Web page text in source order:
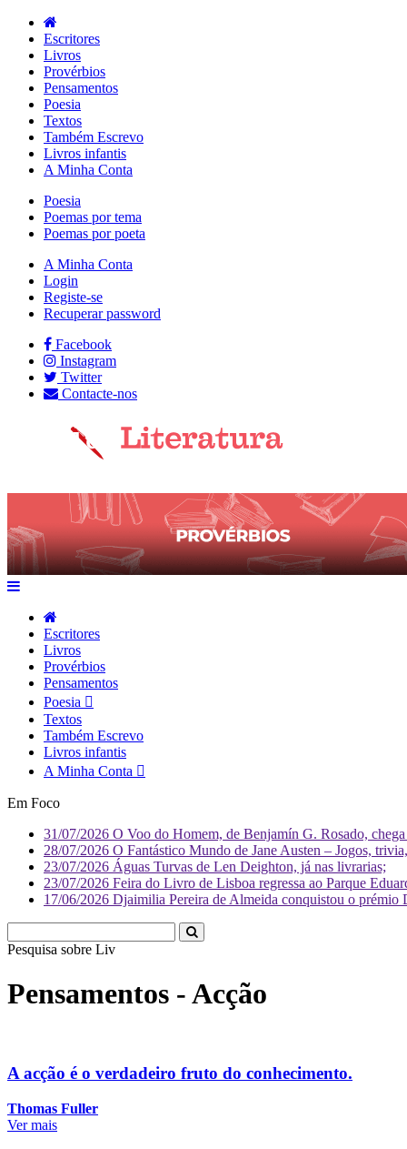
Escritores
Livros
Provérbios
Pensamentos
Poesia
Textos
Também Escrevo
Livros infantis
A Minha Conta
Poesia
Poemas por tema
Poemas por poeta
A Minha Conta
Login
Registe-se
Recuperar password
Facebook
Instagram
Twitter
Contacte-nos
Escritores
Livros
Provérbios
Pensamentos
Poesia
Textos
Também Escrevo
Livros infantis
A Minha Conta
Em Foco
31/07/2026 O Voo do Homem, de Benjamín G. Rosado,
28/07/2026 O Fantástico Mundo de Jane Austen – Jogos,
23/07/2026 Águas Turvas de Len Deighton, já nas livrarias;
23/07/2026 Feira do Livro de Lisboa regressa ao Parque
17/06/2026 Djaimilia Pereira de Almeida conquistou o
Pesquisa sobre Literatura
Pensamentos - Acção
A acção é o verdadeiro fruto do conhecimento.
Thomas Fuller
Ver mais